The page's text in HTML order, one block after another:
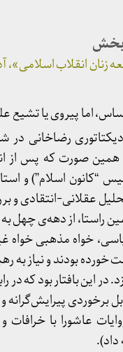
انقلاب اسلامی»،
اما پیروی یا تشیع
رضاخانی در
“کانون اسلام”)
عقلانی-انتقادی و
راستا، از دهه‌ی چهل
خواه مذهبی
بودند و نیاز به
این بافتار بود که در
پیرایش‌گرانه
عاشورا با
داد).